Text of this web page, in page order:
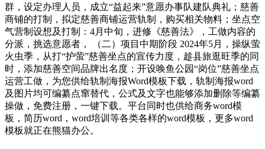
群，设定办理人员，成立“益起来”意愿办事队建队典礼；慈善
商铺的打制，拟定慈善商铺运营轨制，购买相关物料；坐点空
气营制设想及打制：4月中旬，进修《慈善法》，工做内容的
分派，挑选意愿者， （二）项目中期阶段 2024年5月，操纵萤
火虫季，从打“护萤”慈善坐点的宣传力度，趁县旅逛旺季的同
时，添加慈善空间品牌出名度；开设唤鱼公园“岗位”慈善坐点
运营工做，为您供给轨制海报Word模板下载，轨制海报word
及图片均可编纂点窜替代，公式及文字也能够添加删除等编纂
操做，免费注册，一键下载。平台同时也供给商务word模
板，简历word，word培训等各类各样的word模板，更多word
模板就正在熊猫办公。